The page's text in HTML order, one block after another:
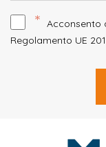
* Acconsento
Regolamento UE